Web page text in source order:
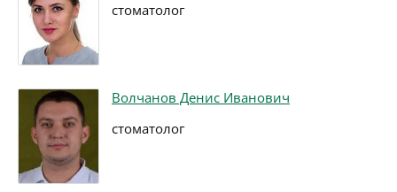
стоматолог
Волчанов Денис Иванович
стоматолог